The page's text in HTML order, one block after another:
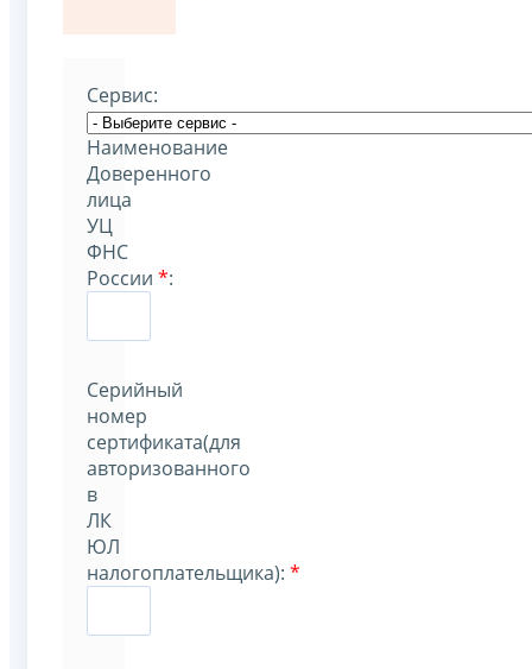
Cервис:
Наименование
Доверенного
лица
УЦ
ФНС
России *:
Серийный
номер
сертификата(для
авторизованного
в
ЛК
ЮЛ
налогоплательщика): *